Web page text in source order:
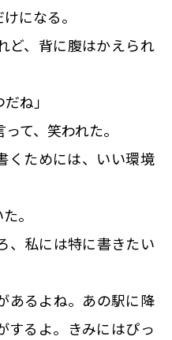
になる。
ど、背に腹はかえられ
ね」
て、笑われた。
くためには、いい環境
。
、私には特に書きたい
あるよね。あの駅に降
するよ。きみにはぴっ